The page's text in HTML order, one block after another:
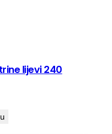
lijevi 240